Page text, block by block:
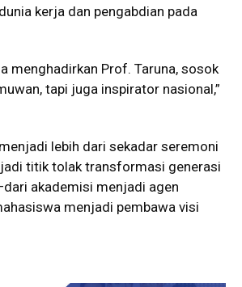
kerja dan pengabdian pada
menghadirkan Prof. Taruna, sosok
tapi juga inspirator nasional,”
lebih dari sekadar seremoni
titik tolak transformasi generasi
akademisi menjadi agen
menjadi pembawa visi